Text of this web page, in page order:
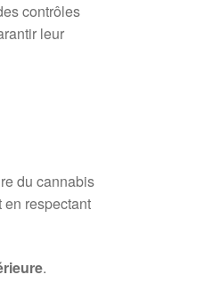
contrôles
leur
du cannabis
en respectant
.